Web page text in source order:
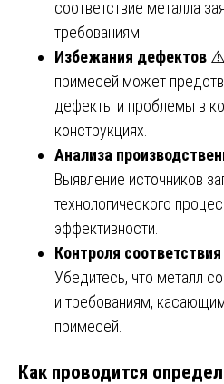
соответствие металла
требованиям.
Избежания дефектов
примесей может
дефекты и проблемы в
конструкциях.
Анализа
Выявление источников
технологического
эффективности.
Контроля
Убедитесь, что металл
и требованиям,
примесей.
Как проводится